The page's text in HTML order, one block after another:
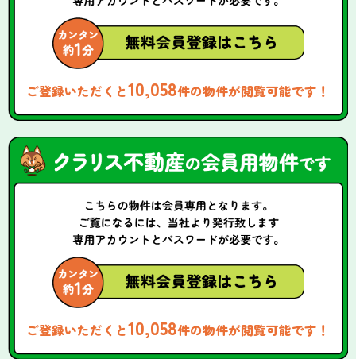
ご登録いただくと10,058件の物件が閲覧可能です！
ご登録いただくと10,058件の物件が閲覧可能です！